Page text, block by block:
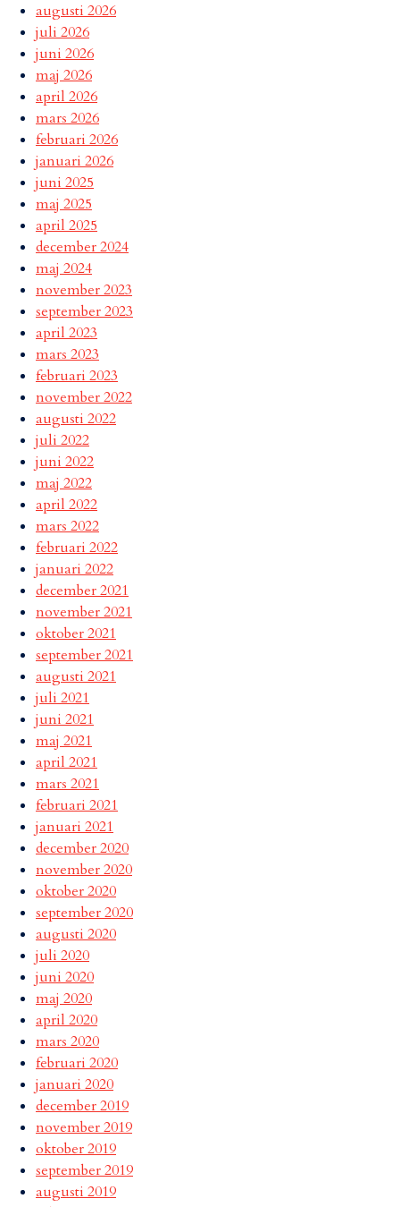
augusti 2026
juli 2026
juni 2026
maj 2026
april 2026
mars 2026
februari 2026
januari 2026
juni 2025
maj 2025
april 2025
december 2024
maj 2024
november 2023
september 2023
april 2023
mars 2023
februari 2023
november 2022
augusti 2022
juli 2022
juni 2022
maj 2022
april 2022
mars 2022
februari 2022
januari 2022
december 2021
november 2021
oktober 2021
september 2021
augusti 2021
juli 2021
juni 2021
maj 2021
april 2021
mars 2021
februari 2021
januari 2021
december 2020
november 2020
oktober 2020
september 2020
augusti 2020
juli 2020
juni 2020
maj 2020
april 2020
mars 2020
februari 2020
januari 2020
december 2019
november 2019
oktober 2019
september 2019
augusti 2019